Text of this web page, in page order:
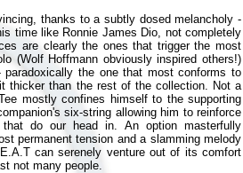
thanks to a subtly dosed melancholy -
time like Ronnie James Dio, not completely
are clearly the ones that trigger the most
(Wolf Hoffmann obviously inspired others!)
the one that most conforms to
thicker than the rest of the collection. Not a
mostly confines himself to the supporting
six-string allowing him to reinforce
do our head in. An option masterfully
permanent tension and a slamming melody
can serenely venture out of its comfort
not many people.